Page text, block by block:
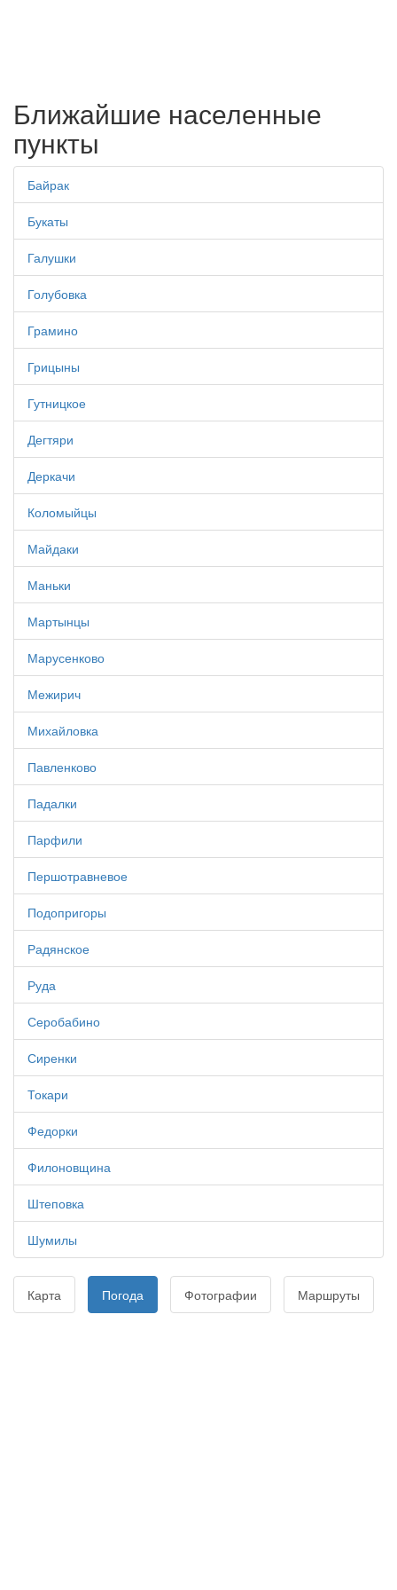
Ближайшие населенные
пункты
Байрак
Букаты
Галушки
Голубовка
Грамино
Грицыны
Гутницкое
Дегтяри
Деркачи
Коломыйцы
Майдаки
Маньки
Мартынцы
Марусенково
Межирич
Михайловка
Павленково
Падалки
Парфили
Першотравневое
Подопригоры
Радянское
Руда
Серобабино
Сиренки
Токари
Федорки
Филоновщина
Штеповка
Шумилы
Карта Погода Фотографии Маршруты